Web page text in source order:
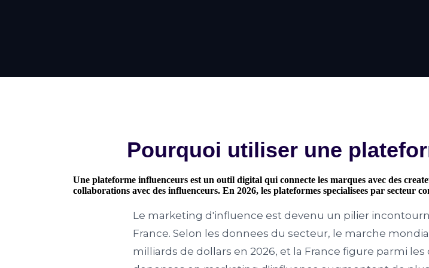
Pourquoi utiliser une
Une plateforme influenceurs est un outil digital qui connecte les marques avec des
collaborations avec des influenceurs. En 2026, les plateformes specialisees par secteur
Le marketing d'influence est devenu un pilier
France. Selon les donnees du secteur, le marche
milliards de dollars en 2026, et la France figure parmi